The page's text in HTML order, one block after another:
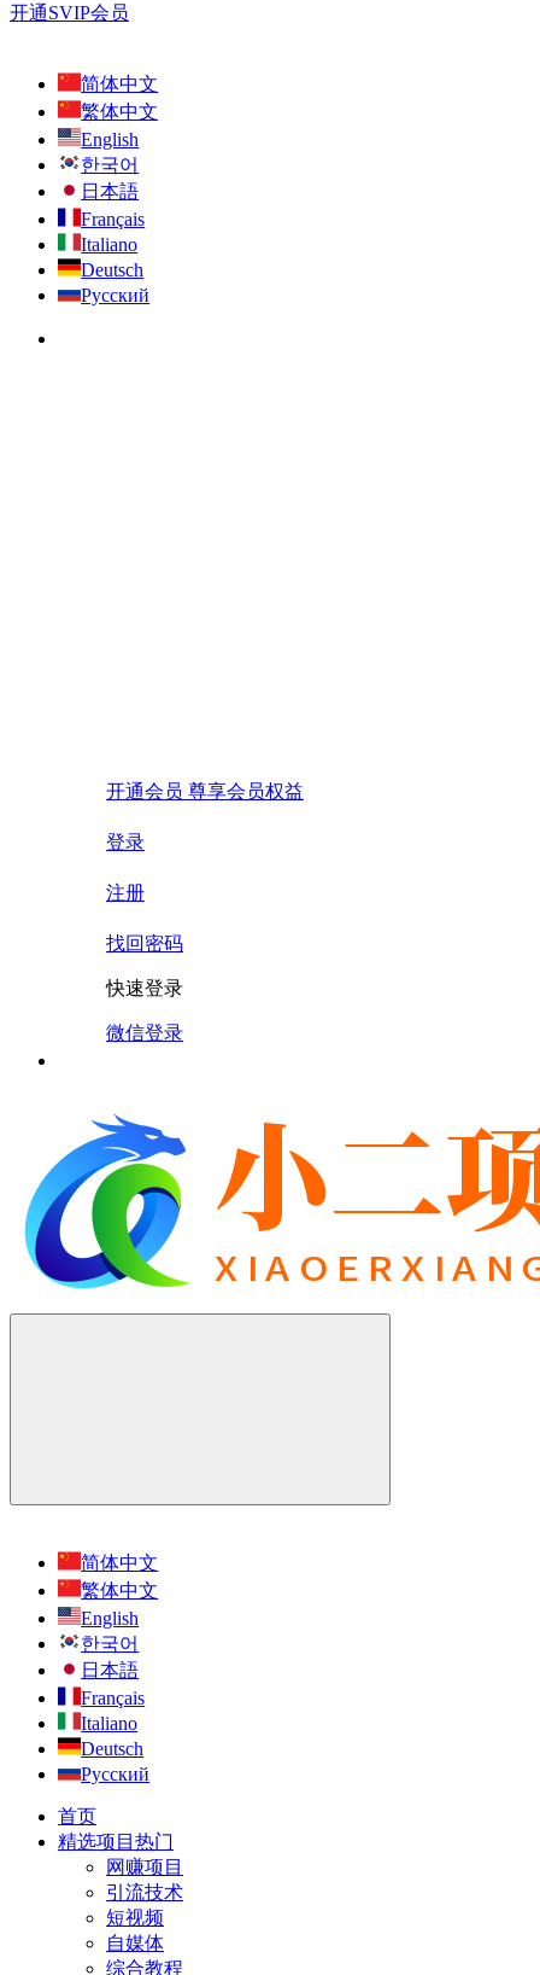
开通SVIP会员
简体中文
繁体中文
English
한국어
日本語
Français
Italiano
Deutsch
Русский
开通会员 尊享会员权益
登录
注册
找回密码
快速登录
微信登录
简体中文
繁体中文
English
한국어
日本語
Français
Italiano
Deutsch
Русский
首页
精选项目 热门
网赚项目
引流技术
短视频
自媒体
综合教程